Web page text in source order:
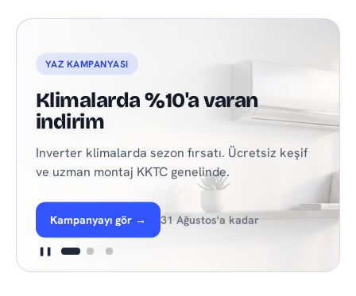
Kuzey Kıbrıs Beyaz Eşya,
YAZ KAMPANYASI
Klimalarda %10'a varan
indirim
Inverter klimalarda sezon fırsatı. Ücretsiz keşif
ve uzman montaj KKTC genelinde.
Kampanyayı gör → 31 Ağustos'a kadar
❚❚